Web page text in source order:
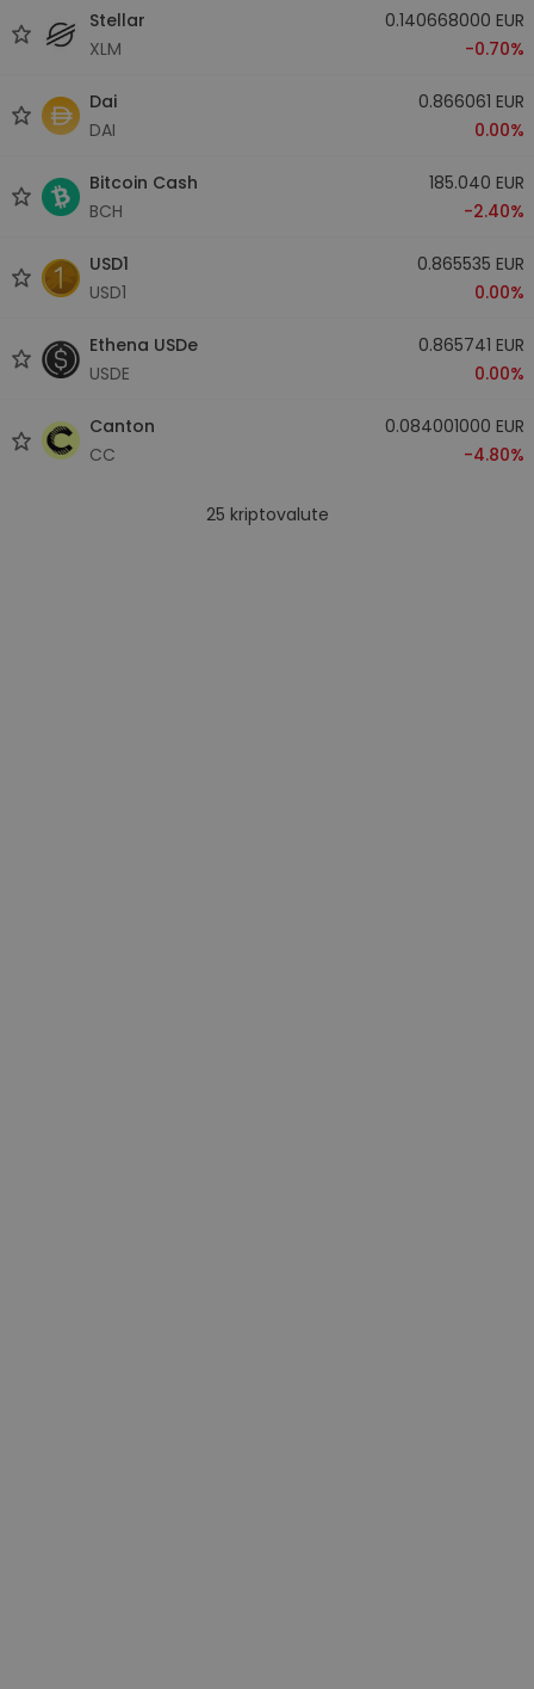
Stellar
XLM
0.140668000 EUR
-0.70%
Dai
DAI
0.866061 EUR
0.00%
Bitcoin Cash
BCH
185.040 EUR
-2.40%
USD1
USD1
0.865535 EUR
0.00%
Ethena USDe
USDE
0.865741 EUR
0.00%
Canton
CC
0.084001000 EUR
-4.80%
25 kriptovalute